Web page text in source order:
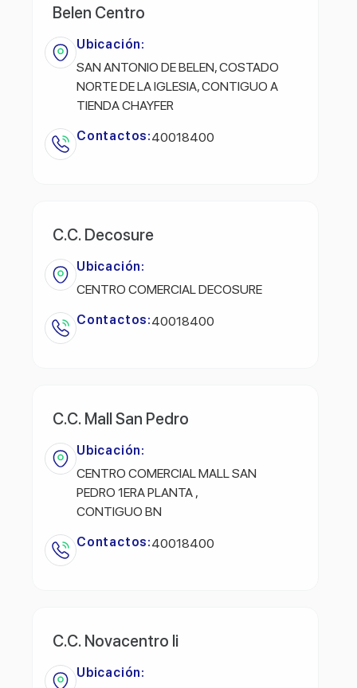
Belen Centro
Ubicación:
SAN ANTONIO DE BELEN, COSTADO
NORTE DE LA IGLESIA, CONTIGUO A
TIENDA CHAYFER
Contactos:40018400
C.C. Decosure
Ubicación:
CENTRO COMERCIAL DECOSURE
Contactos:40018400
C.C. Mall San Pedro
Ubicación:
CENTRO COMERCIAL MALL SAN
PEDRO 1ERA PLANTA ,
CONTIGUO BN
Contactos:40018400
C.C. Novacentro Ii
Ubicación: